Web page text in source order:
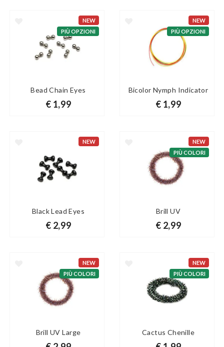
NEW
PIÙ OPZIONI
Bead Chain Eyes
€ 1,99
NEW
PIÙ OPZIONI
Bicolor Nymph Indicator
€ 1,99
NEW
Black Lead Eyes
€ 2,99
NEW
PIÙ COLORI
Brill UV
€ 2,99
NEW
PIÙ COLORI
Brill UV Large
NEW
PIÙ COLORI
Cactus Chenille